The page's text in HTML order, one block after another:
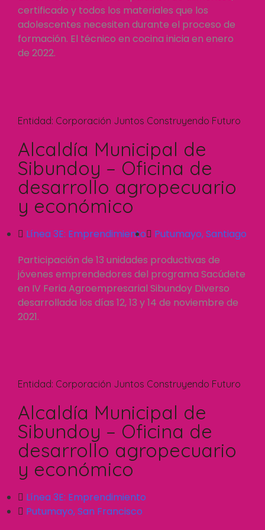
certificado y todos los materiales que los
adolescentes necesiten durante el proceso de
formación. El técnico en cocina inicia en enero
de 2022.
Entidad: Corporación Juntos Construyendo Futuro
Alcaldía Municipal de
Sibundoy – Oficina de
desarrollo agropecuario
y económico
Línea 3E: Emprendimiento Putumayo,Santiago
Participación de 13 unidades productivas de
jóvenes emprendedores del programa Sacúdete
en IV Feria Agroempresarial Sibundoy Diverso
desarrollada los días 12, 13 y 14 de noviembre de
2021.
Entidad: Corporación Juntos Construyendo Futuro
Alcaldía Municipal de
Sibundoy – Oficina de
desarrollo agropecuario
y económico
Línea 3E: Emprendimiento
Putumayo,San Francisco